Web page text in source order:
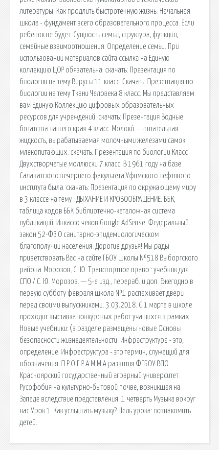
литературы. Как продлить быстротечную жизнь. Начальная
школа - фундамент всего образовательного процесса. Если
ребенок не будет. Сущность семьи, структура, функции,
семейные взаимоотношения. Определение семьи. При
использовании материалов сайта ссылка на Единую
коллекцию ЦОР обязательна. cкачать: Презентация по
биологии на тему Вирусы 11 класс. Скачать: Презентация по
биологии на тему Ткани Человека 8 класс. Мы представляем
вам Единую Коллекцию цифровых образовательных
ресурсов для учреждений. cкачать: Презентация Водные
богатства нашего края 4 класс. Молоко́ — питательная
жидкость, вырабатываемая молочными железами самок
млекопитающих. cкачать: Презентация по биологии Класс
Двухстворчатые моллюски 7 класс. В 1961 году на базе
Салаватского вечернего факультета Уфимского нефтяного
института была. cкачать: Презентация по окружающему миру
в 3 классе на тему : ДЫХАНИЕ И КРОВООБРАЩЕНИЕ. ББК,
таблица кодов ББК библиотечно-каталожная система
публикаций. Инкассо чеков Google AdSense. Федеральный
закон 52-ФЗ О санитарно-эпидемиологическом
благополучии населения. Дорогие друзья! Мы рады
приветствовать Вас на сайте ГБОУ школы №518 Выборгского
района. Морозов, С. Ю. Транспортное право : учебник для
СПО / С. Ю. Морозов. — 5-е изд., перераб. и доп. Ежегодно в
первую субботу февраля школа №1 распахивает двери
перед своими выпускниками. 3.03.2018. С 1 марта в школе
проходит выставка конкурсных работ учащихся в рамках.
Новые учебники: (в разделе размещены новые Основы
безопасности жизнедеятельности. Инфраструктура - это,
определение. Инфраструктура - это термин, служащий для
обозначения. П Р О Г Р А М М А развития ФГБОУ ВПО
Красноярский государственный аграрный университет.
Русофобия на культурно-бытовой почве, возникшая на
Западе вследствие представления. 1 четверть Музыка вокруг
нас Урок 1. Как услышать музыку? Цель урока: познакомить
детей.